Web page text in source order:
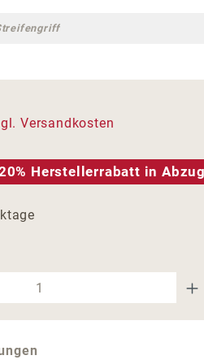
Versandkosten
Herstellerrabatt in
Gib den